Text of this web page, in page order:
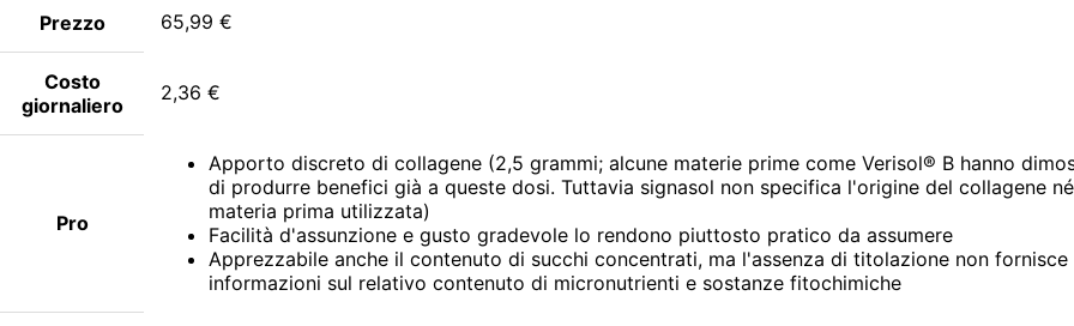
Prezzo 65,99 €
Costo
giornaliero
2,36 €
Pro
Apporto discreto di collagene (2,5 grammi; alcune materie prime come Verisol® B hanno
di produrre benefici già a queste dosi. Tuttavia signasol non specifica l'origine del collagene
materia prima utilizzata)
Facilità d'assunzione e gusto gradevole lo rendono piuttosto pratico da assumere
Apprezzabile anche il contenuto di succhi concentrati, ma l'assenza di titolazione non fornisce
informazioni sul relativo contenuto di micronutrienti e sostanze fitochimiche